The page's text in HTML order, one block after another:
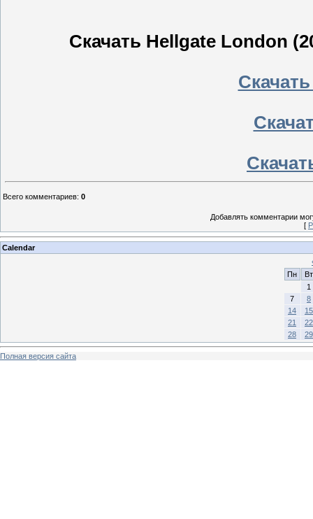
Скачать Hellgate London
Всего комментариев: 0
Добавлять комментарии
[
Calendar
Пн
Вт
1
7
8
14
15
21
22
28
29
Полная версия сайта